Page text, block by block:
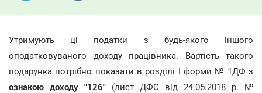
Утримують ці податки з будь-якого іншого
оподатковуваного доходу працівника. Вартість такого
подарунка потрібно показати в розділі І форми № 1ДФ з
ознакою доходу "126" (лист ДФС від 24.05.2018 р. №